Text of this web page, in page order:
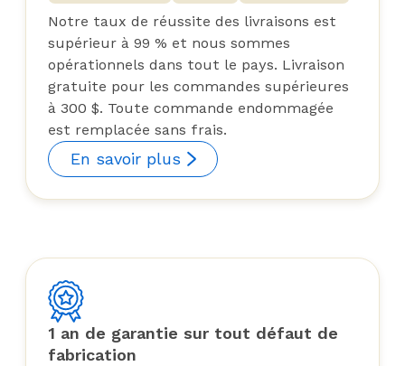
Notre taux de réussite des livraisons est
supérieur à 99 % et nous sommes
opérationnels dans tout le pays. Livraison
gratuite pour les commandes supérieures
à 300 $. Toute commande endommagée
est remplacée sans frais.
En savoir plus
1 an de garantie sur tout défaut de
fabrication